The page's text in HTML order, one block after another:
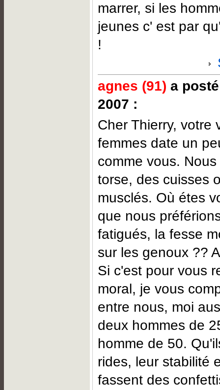
marrer, si les
jeunes c' est par
!
agnes (91) a
2007 :
Cher Thierry, votre
femmes date un
comme vous.
torse, des cuisses
musclés. Où étes
que nous
fatigués, la fesse
sur les genoux ??
Si c'est pour vous
moral, je vous
entre nous, moi
deux hommes de
homme de 50.
rides, leur stabilité
fassent des